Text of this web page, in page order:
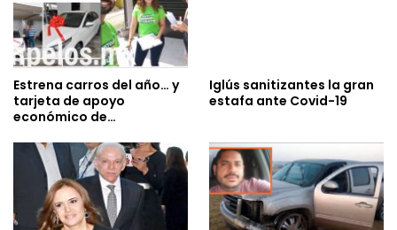
Estrena carros del año… y
tarjeta de apoyo
económico de…
Iglús sanitizantes la gran
estafa ante Covid-19